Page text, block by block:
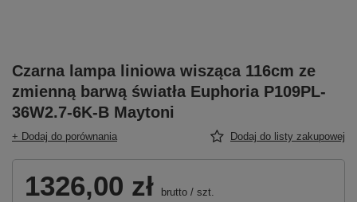
Czarna lampa liniowa wisząca 116cm ze
zmienną barwą światła Euphoria P109PL-
36W2.7-6K-B Maytoni
+ Dodaj do porównania Dodaj do listy zakupowej
1326,00 zł brutto / szt.